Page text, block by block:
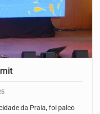
da Praia, foi palco